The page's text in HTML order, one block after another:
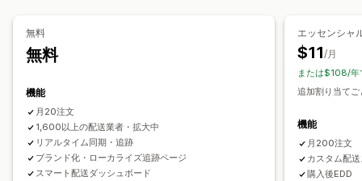
メール
オートメーション
無料
無料
機能
月20注文
1,600以上の配送業者・拡大中
リアルタイム同期・追跡
ブランド化・ローカライズ追跡ページ
スマート配送ダッシュボード
エッセンシャ
$11/月
または$108/年
追加割り当て
機能
月200注文
カスタム配
購入後EDD